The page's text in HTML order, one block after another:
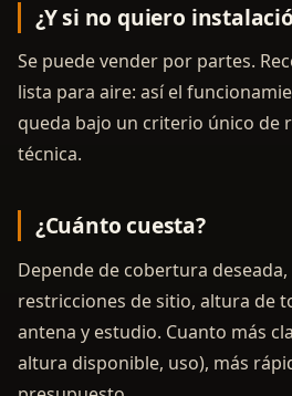
¿Y si no quiero
Se puede vender por partes.
lista para aire: así el
queda bajo un criterio único de
técnica.
¿Cuánto cuesta?
Depende de cobertura
restricciones de sitio, altura de
antena y estudio. Cuanto más
altura disponible, uso), más